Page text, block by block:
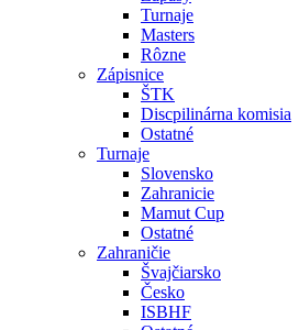
Turnaje
Masters
Rôzne
Zápisnice
ŠTK
Discpilinárna komisia
Ostatné
Turnaje
Slovensko
Zahranicie
Mamut Cup
Ostatné
Zahraničie
Švajčiarsko
Česko
ISBHF